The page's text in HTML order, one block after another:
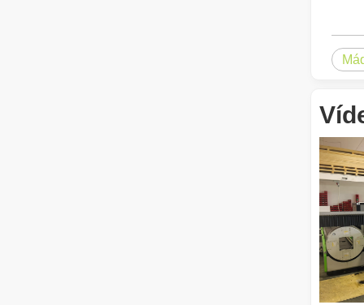
O que é corte a laser? A Ciência da Fatia Em sua